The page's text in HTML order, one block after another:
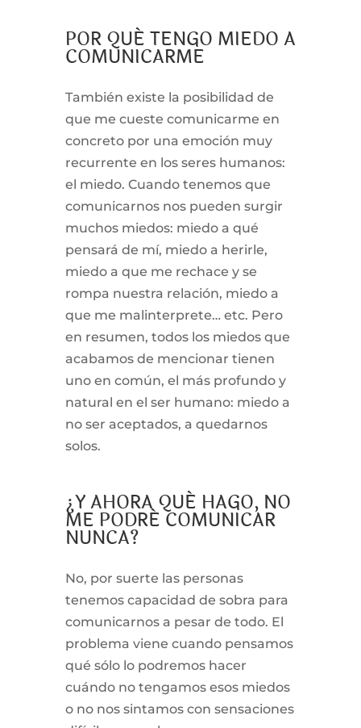
POR QUÉ TENGO MIEDO A
COMUNICARME
También existe la posibilidad de
que me cueste comunicarme en
concreto por una emoción muy
recurrente en los seres humanos:
el miedo. Cuando tenemos que
comunicarnos nos pueden surgir
muchos miedos: miedo a qué
pensará de mí, miedo a herirle,
miedo a que me rechace y se
rompa nuestra relación, miedo a
que me malinterprete… etc. Pero
en resumen, todos los miedos que
acabamos de mencionar tienen
uno en común, el más profundo y
natural en el ser humano: miedo a
no ser aceptados, a quedarnos
solos.
¿Y AHORA QUÉ HAGO, NO
ME PODRÉ COMUNICAR
NUNCA?
No, por suerte las personas
tenemos capacidad de sobra para
comunicarnos a pesar de todo. El
problema viene cuando pensamos
qué sólo lo podremos hacer
cuándo no tengamos esos miedos
o no nos sintamos con sensaciones